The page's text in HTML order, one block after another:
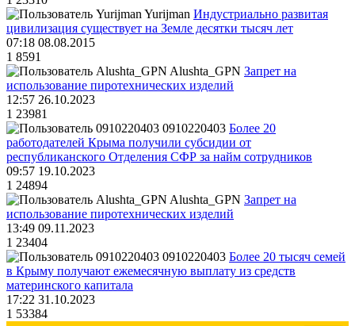
Yurijman Индустриально развитая
цивилизация существует на Земле десятки тысяч лет
07:18 08.08.2015
1 8591
Alushta_GPN Запрет на
использование пиротехнических изделий
12:57 26.10.2023
1 23981
0910220403 Более 20
работодателей Крыма получили субсидии от
республиканского Отделения СФР за найм сотрудников
09:57 19.10.2023
1 24894
Alushta_GPN Запрет на
использование пиротехнических изделий
13:49 09.11.2023
1 23404
0910220403 Более 20 тысяч семей
в Крыму получают ежемесячную выплату из средств
материнского капитала
17:22 31.10.2023
1 53384